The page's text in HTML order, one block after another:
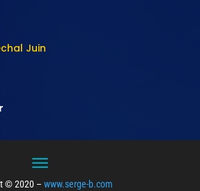
Juin
© 2020 – www.serge-b.com